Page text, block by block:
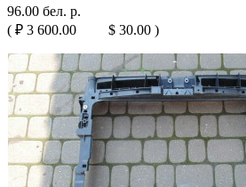
96.00 бел. р.
( ₽ 3 600.00 $ 30.00 )